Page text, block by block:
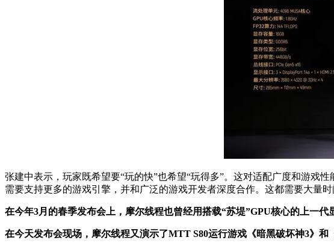
张建中表示，玩家既希望要“玩的快”也希望“玩得多”。这对适配广度和游戏
需要支持更多的游戏引擎，并和广泛的游戏开发者深度合作。这都需要大量
在今年3月的春季发布会上，摩尔线程也曾经用搭载“苏堤”GPU核心的上一代
在今天发布会现场，摩尔线程又演示了MTT S80运行游戏《暗黑破坏神3》和